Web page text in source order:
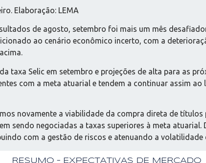
Elaboração: LEMA
de agosto, setembro foi mais um mês
ao cenário econômico incerto, com a
taxa Selic em setembro e projeções de alta para as
com a meta atuarial e tendem a continuar assim
novamente a viabilidade da compra direta de
sendo negociadas a taxas superiores à meta
com a gestão de riscos e atenuando a